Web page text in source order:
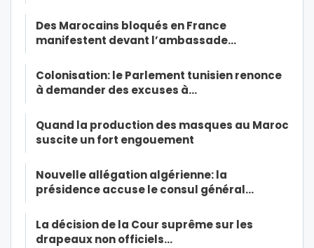
Des Marocains bloqués en France
manifestent devant l’ambassade…
Colonisation: le Parlement tunisien renonce
à demander des excuses à…
Quand la production des masques au Maroc
suscite un fort engouement
Nouvelle allégation algérienne: la
présidence accuse le consul général…
La décision de la Cour suprême sur les
drapeaux non officiels…